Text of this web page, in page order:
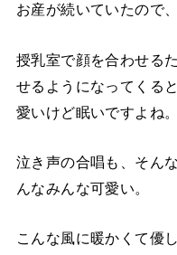
お産が続いていたので
授乳室で顔を合わせる
せるようになってくる
愛いけど眠いですよね
泣き声の合唱も、そん
んなみんな可愛い。
こんな風に暖かくて優